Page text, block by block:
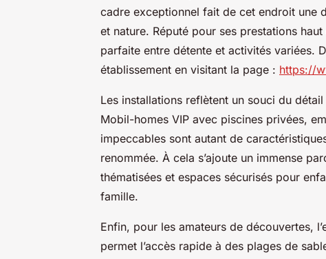
cadre exceptionnel fait de cet endroit une
et nature. Réputé pour ses prestations
parfaite entre détente et activités variées.
établissement en visitant la page : https://
Les installations reflètent un souci du
Mobil-homes VIP avec piscines privées,
impeccables sont autant de
renommée. À cela s’ajoute un immense
thématisées et espaces sécurisés pour
famille.
Enfin, pour les amateurs de découvertes,
permet l’accès rapide à des plages de